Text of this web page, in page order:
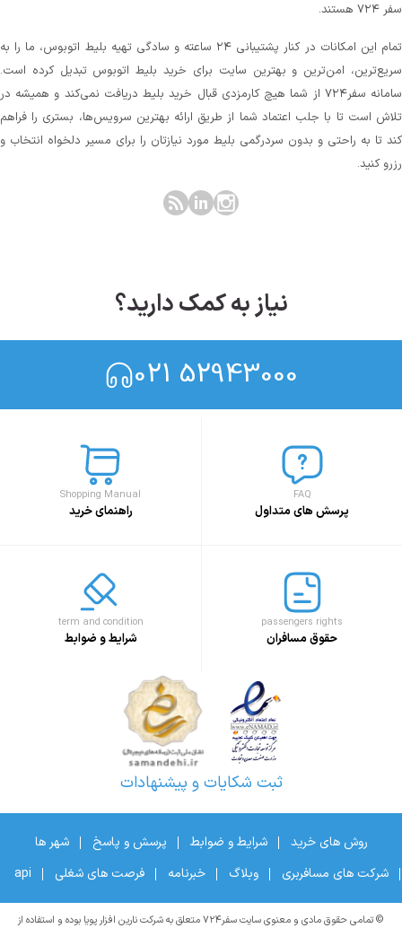
سفر ۷۲۴ هستند.
تمام این امکانات در کنار پشتیبانی‌ ۲۴ ساعته و سادگی تهیه بلیط اتوبوس، ما را به
سریع‌ترین، امن‌ترین و بهترین سایت برای خرید بلیط اتوبوس تبدیل کرده است.
سامانه سفر۷۲۴ از شما هیچ کارمزدی قبال خرید بلیط دریافت نمی‌کند و همیشه در
تلاش است تا با جلب اعتماد شما از طریق ارائه بهترین سرویس‌ها، بستری را فراهم
کند تا به راحتی و بدون سردرگمی بلیط مورد نیازتان را برای مسیر دلخواه انتخاب و
رزرو کنید.
نیاز به کمک دارید؟
021 52943000
FAQ
پرسش های متداول
Shopping Manual
راهنمای خرید
passengers rights
حقوق مسافران
term and condition
شرایط و ضوابط
ثبت شکایات و پیشنهادات
روش های خرید شرایط و ضوابط پرسش و پاسخ
شهر ها
شرکت های مسافربری
وبلاگ خبرنامه فرصت های شغلی api
© تمامی حقوق مادی و معنوی سایت سفر۷۲۴ متعلق به شرکت نارین افزار پویا بوده و استفاده از